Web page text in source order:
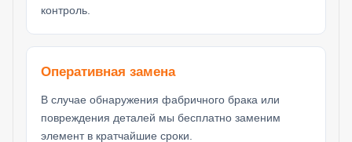
контроль.
Оперативная замена
В случае обнаружения фабричного брака или
повреждения деталей мы бесплатно заменим
элемент в кратчайшие сроки.